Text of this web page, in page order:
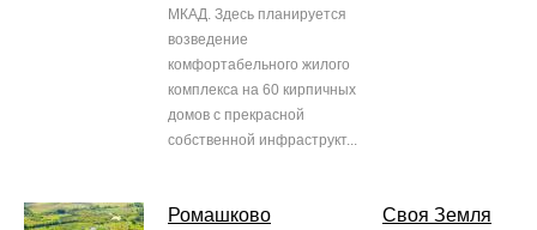
МКАД. Здесь планируется
возведение
комфортабельного жилого
комплекса на 60 кирпичных
домов с прекрасной
собственной инфраструкт...
Ромашково Своя Земля